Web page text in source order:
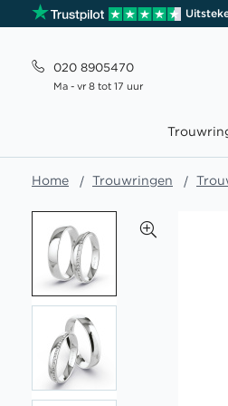
020 8905470
Ma - vr 8 tot 17 uur
Home Trouwringen
naar
het
einde
van
afbeeldingen-
gallerij